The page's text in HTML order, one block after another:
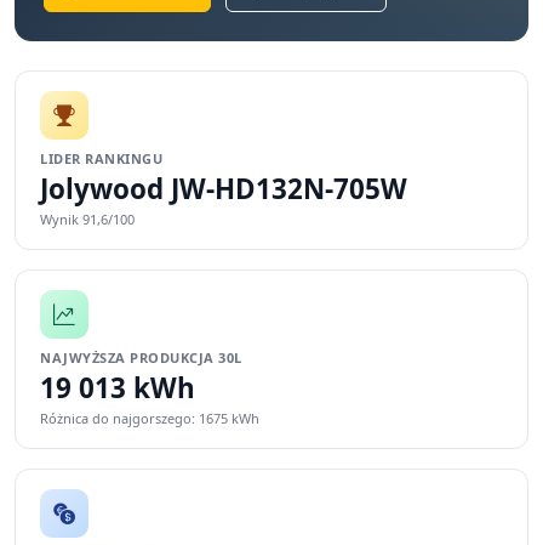
LIDER RANKINGU
Jolywood JW-HD132N-705W
Wynik 91,6/100
NAJWYŻSZA PRODUKCJA 30L
19 013 kWh
Różnica do najgorszego: 1675 kWh